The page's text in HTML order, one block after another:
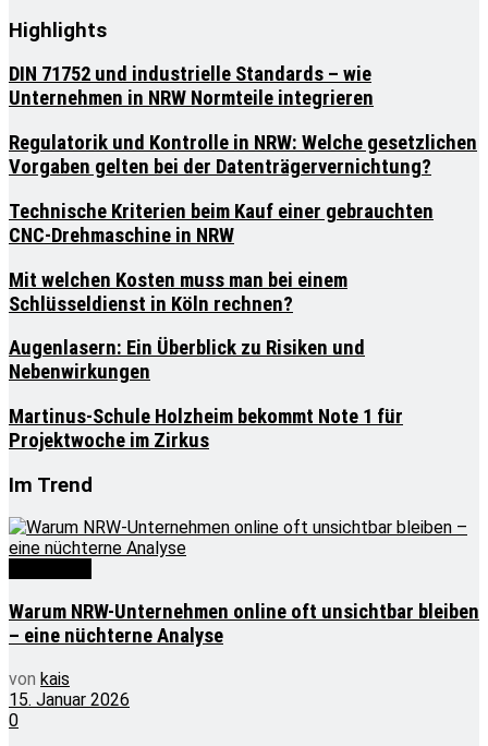
Highlights
DIN 71752 und industrielle Standards – wie
Unternehmen in NRW Normteile integrieren
Regulatorik und Kontrolle in NRW: Welche gesetzlichen
Vorgaben gelten bei der Datenträgervernichtung?
Technische Kriterien beim Kauf einer gebrauchten
CNC-Drehmaschine in NRW
Mit welchen Kosten muss man bei einem
Schlüsseldienst in Köln rechnen?
Augenlasern: Ein Überblick zu Risiken und
Nebenwirkungen
Martinus-Schule Holzheim bekommt Note 1 für
Projektwoche im Zirkus
Im Trend
Warum NRW-Unternehmen online oft unsichtbar bleiben
– eine nüchterne Analyse
von kais
15. Januar 2026
0